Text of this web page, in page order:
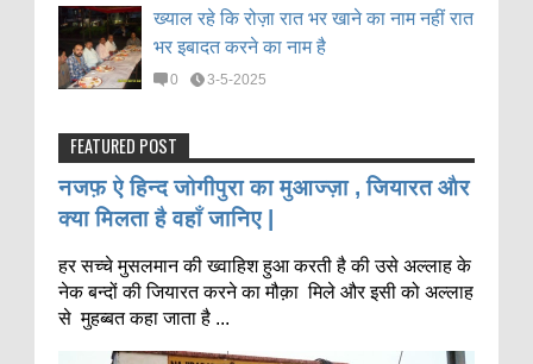
ख्याल रहे कि रोज़ा रात भर खाने का नाम नहीं रात
भर इबादत करने का नाम है
0 3-5-2025
FEATURED POST
नजफ़ ऐ हिन्द जोगीपुरा का मुआज्ज़ा , जियारत और
क्या मिलता है वहाँ जानिए |
हर सच्चे मुसलमान की ख्वाहिश हुआ करती है की उसे अल्लाह के
नेक बन्दों की जियारत करने का मौक़ा मिले और इसी को अल्लाह
से मुहब्बत कहा जाता है ...